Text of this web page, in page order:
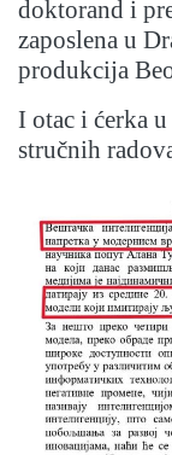
doktorand i
zaposlena u
produkcija
I otac i ćerka
stručnih